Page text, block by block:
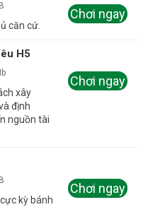
căn cứ.
Chơi ngay
H5
xây
định
nguồn tài
Chơi ngay
kỳ bánh
Chơi ngay